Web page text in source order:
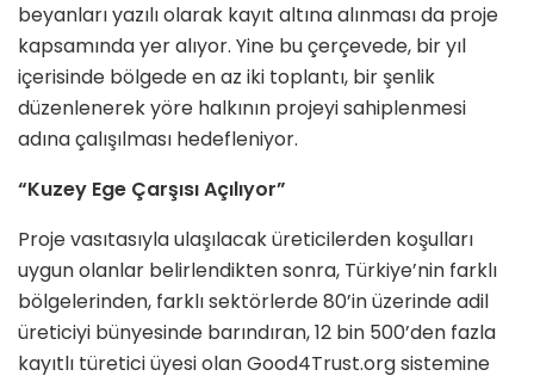
beyanları yazılı olarak kayıt altına alınması da proje
kapsamında yer alıyor. Yine bu çerçevede, bir yıl
içerisinde bölgede en az iki toplantı, bir şenlik
düzenlenerek yöre halkının projeyi sahiplenmesi
adına çalışılması hedefleniyor.
“Kuzey Ege Çarşısı Açılıyor”
Proje vasıtasıyla ulaşılacak üreticilerden koşulları
uygun olanlar belirlendikten sonra, Türkiye’nin farklı
bölgelerinden, farklı sektörlerde 80’in üzerinde adil
üreticiyi bünyesinde barındıran, 12 bin 500’den fazla
kayıtlı türetici üyesi olan Good4Trust.org sistemine